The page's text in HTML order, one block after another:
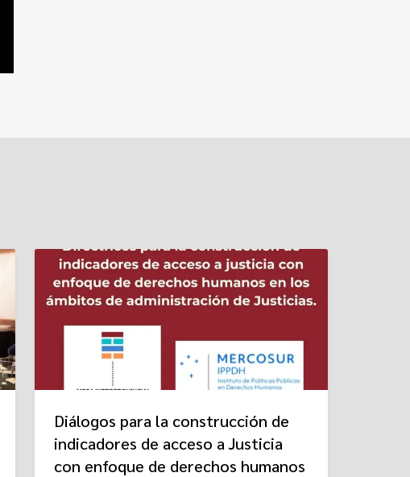
Diálogos para la construcción de
indicadores de acceso a Justicia
con enfoque de derechos humanos